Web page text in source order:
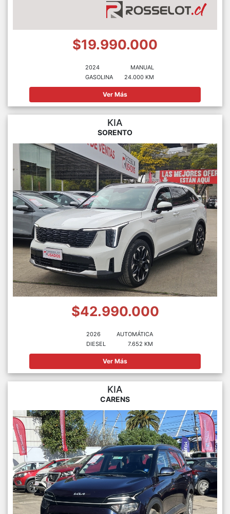
$19.990.000
2024
GASOLINA
MANUAL
24.000 KM
Ver Más
KIA
SORENTO
$42.990.000
2026
DIESEL
AUTOMÁTICA
7.652 KM
Ver Más
KIA
CARENS